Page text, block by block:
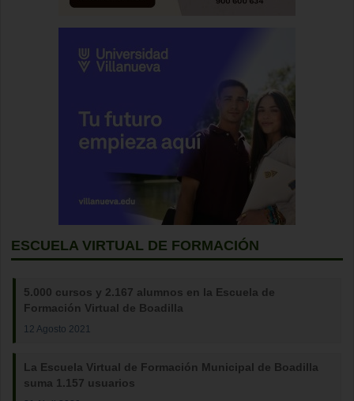
ESCUELA VIRTUAL DE FORMACIÓN
5.000 cursos y 2.167 alumnos en la Escuela de
Formación Virtual de Boadilla
12 Agosto 2021
La Escuela Virtual de Formación Municipal de Boadilla
suma 1.157 usuarios